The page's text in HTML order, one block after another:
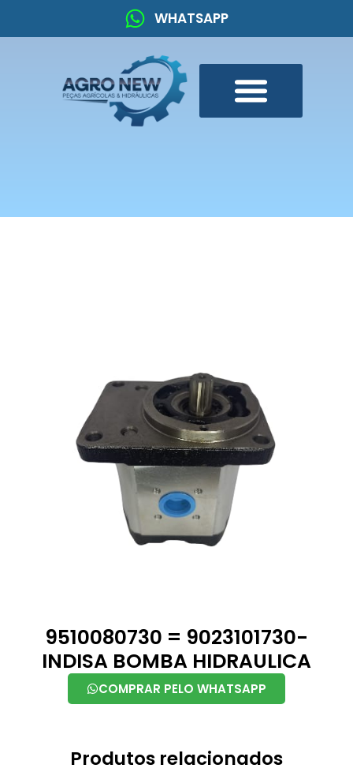
WHATSAPP
9510080730 = 9023101730-
INDISA BOMBA HIDRAULICA
COMPRAR PELO WHATSAPP
Produtos relacionados